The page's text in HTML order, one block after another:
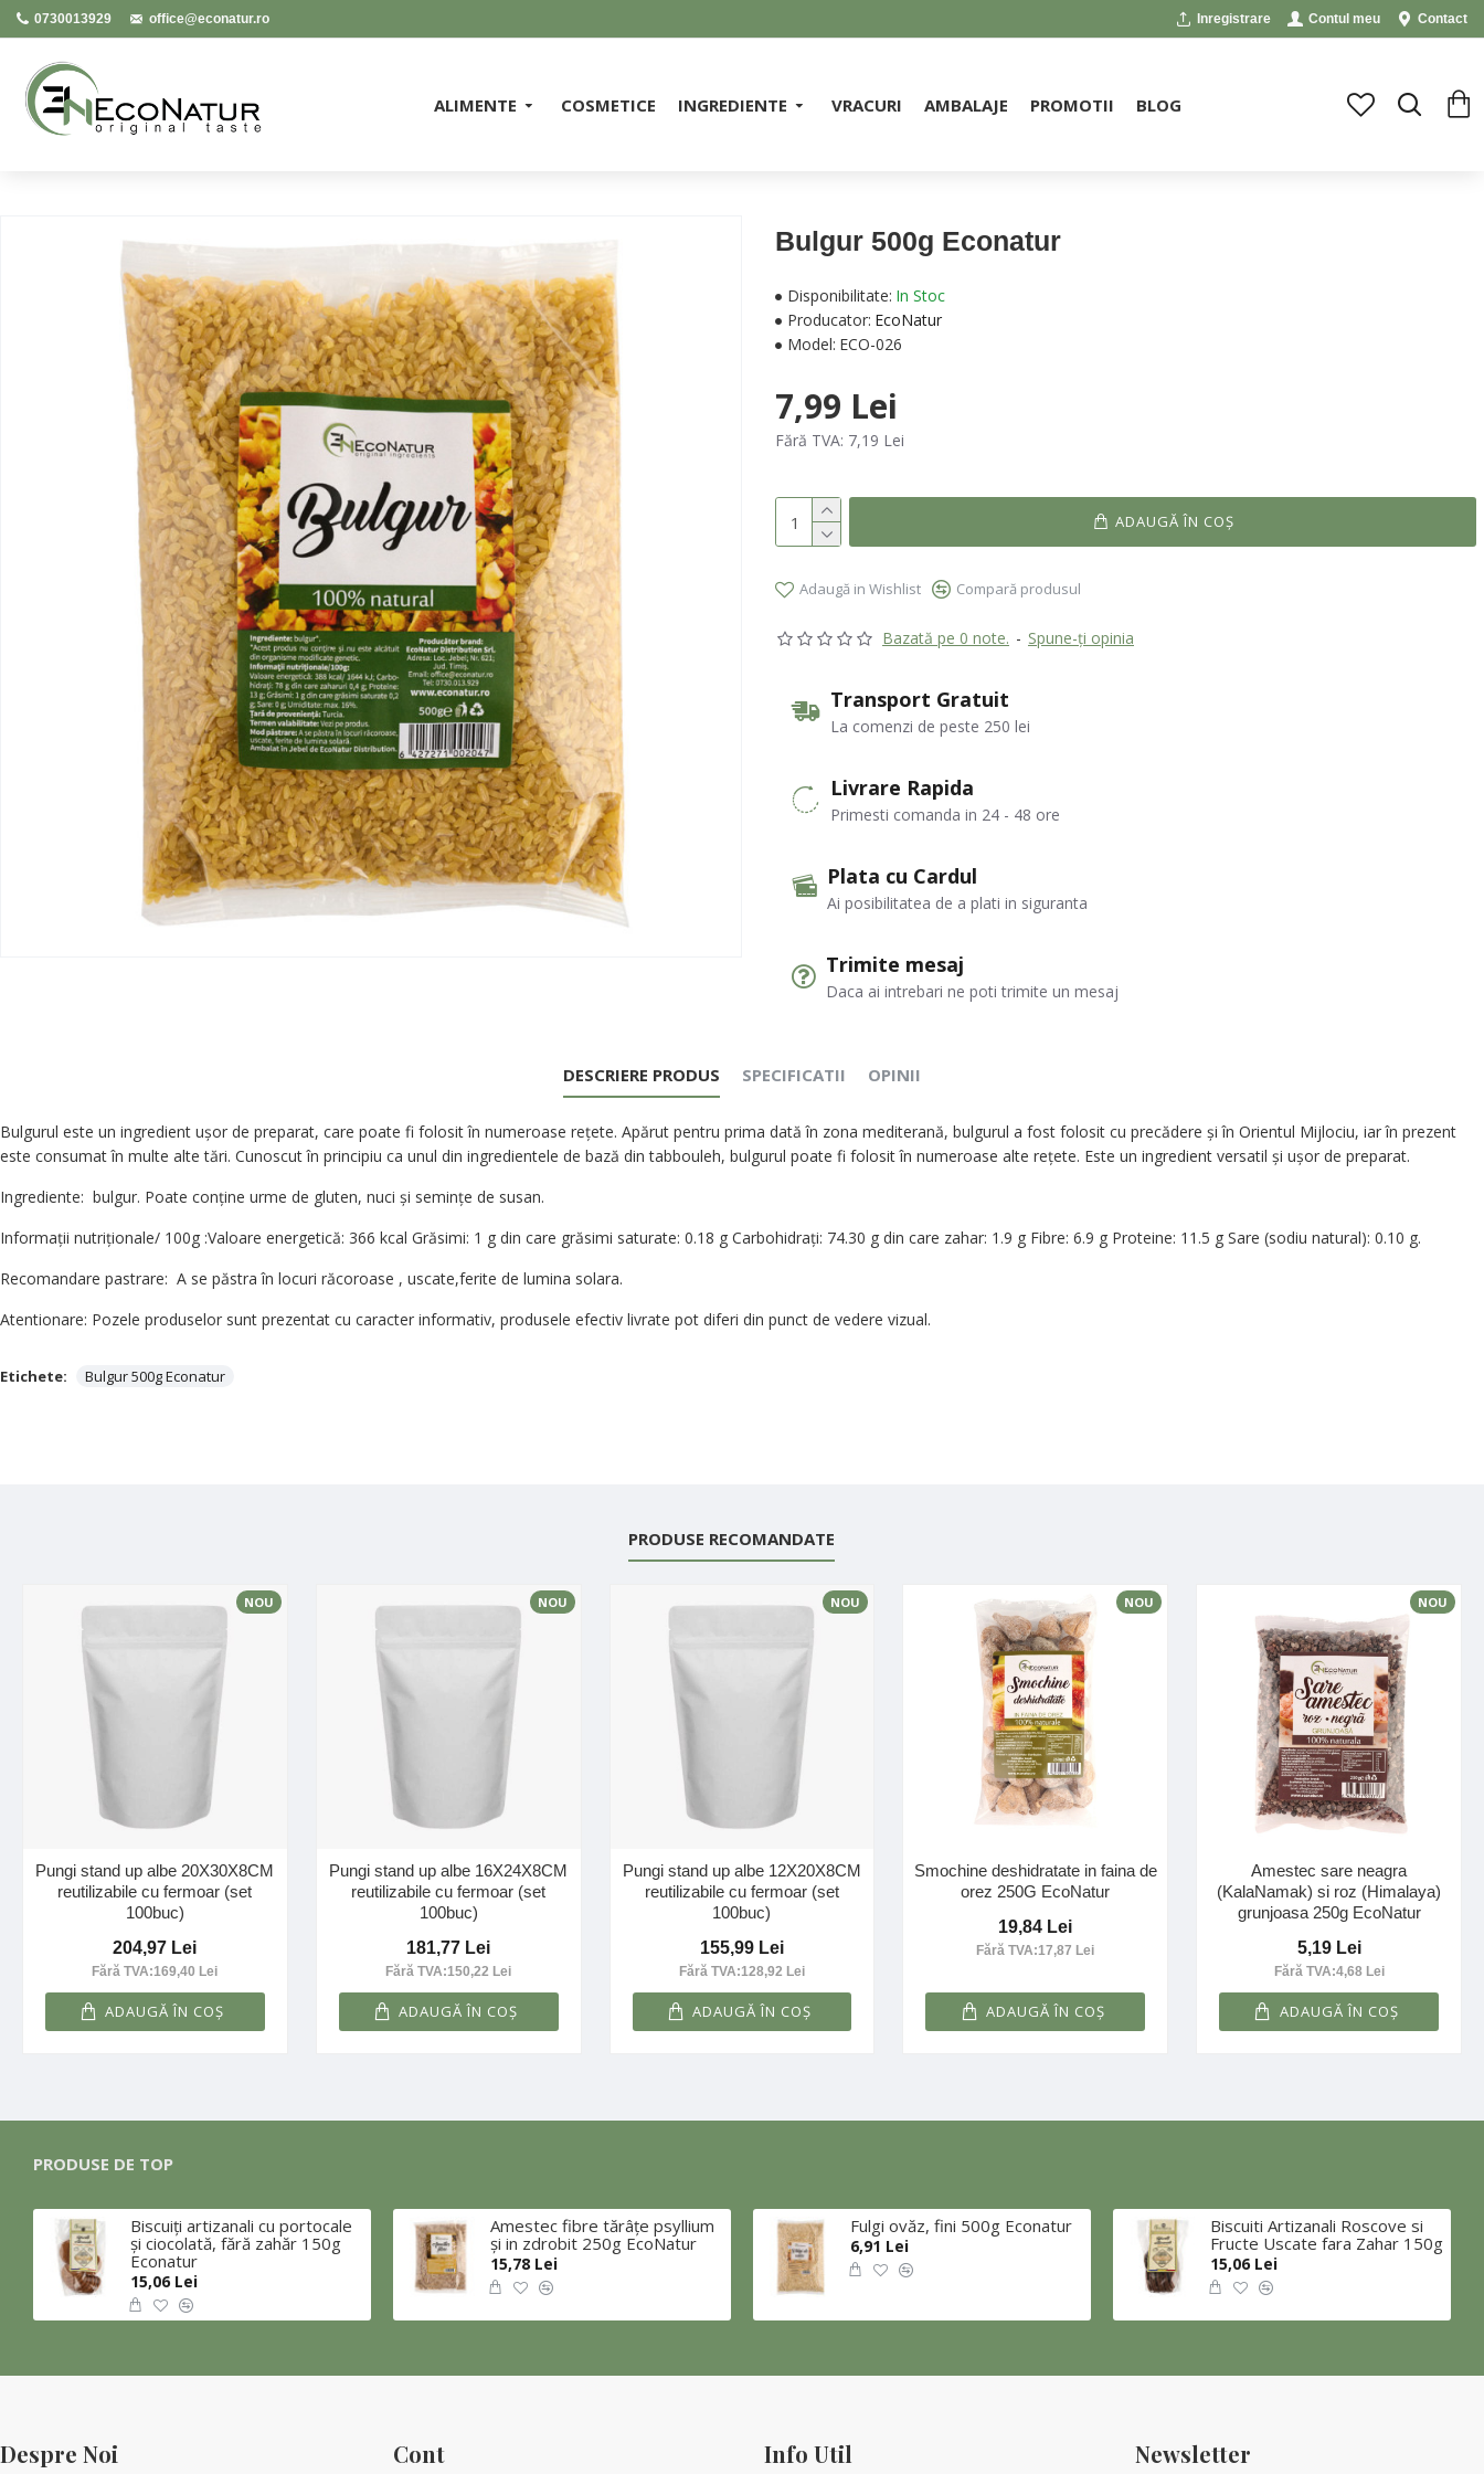
0730013929 office@econatur.ro Inregistrare Contul meu Contact
ALIMENTE COSMETICE INGREDIENTE VRACURI AMBALAJE PROMOTII BLOG
Bulgur 500g Econatur
Disponibilitate: In Stoc
Producator: EcoNatur
Model: ECO-026
Bazată pe 0 note. - Spune-ţi opinia
7,99 Lei
Fără TVA: 7,19 Lei
ADAUGĂ ÎN COŞ
Adaugă in Wishlist Compară produsul
Transport Gratuit
La comenzi de peste 250 lei
Livrare Rapida
Primesti comanda in 24 - 48 ore
Plata cu Cardul
Ai posibilitatea de a plati in siguranta
Trimite mesaj
Daca ai intrebari ne poti trimite un mesaj
DESCRIERE PRODUS SPECIFICATII OPINII
Bulgurul este un ingredient uşor de preparat, care poate fi folosit în numeroase reţete. Apărut pentru prima dată în zona mediterană, bulgurul a fost folosit cu precădere şi în Orientul Mijlociu, iar în prezent
este consumat în multe alte tări. Cunoscut în principiu ca unul din ingredientele de bază din tabbouleh, bulgurul poate fi folosit în numeroase alte reţete. Este un ingredient versatil şi uşor de preparat.
Ingrediente: bulgur. Poate conține urme de gluten, nuci și semințe de susan.
Informații nutriționale/ 100g :Valoare energetică: 366 kcal Grăsimi: 1 g din care grăsimi saturate: 0.18 g Carbohidrați: 74.30 g din care zahar: 1.9 g Fibre: 6.9 g Proteine: 11.5 g Sare (sodiu natural): 0.10 g.
Recomandare pastrare: A se păstra în locuri răcoroase , uscate,ferite de lumina solara.
Atentionare: Pozele produselor sunt prezentat cu caracter informativ, produsele efectiv livrate pot diferi din punct de vedere vizual.
Etichete: Bulgur 500g Econatur
PRODUSE RECOMANDATE
NOU
Pungi stand up albe 20X30X8CM
reutilizabile cu fermoar (set
100buc)
204,97 Lei
Fără TVA:169,40 Lei
ADAUGĂ ÎN COŞ
NOU
Pungi stand up albe 16X24X8CM
reutilizabile cu fermoar (set
100buc)
181,77 Lei
Fără TVA:150,22 Lei
ADAUGĂ ÎN COŞ
NOU
Pungi stand up albe 12X20X8CM
reutilizabile cu fermoar (set
100buc)
155,99 Lei
Fără TVA:128,92 Lei
ADAUGĂ ÎN COŞ
NOU
Smochine deshidratate in faina de
orez 250G EcoNatur
19,84 Lei
Fără TVA:17,87 Lei
ADAUGĂ ÎN COŞ
NOU
Amestec sare neagra
(KalaNamak) si roz (Himalaya)
grunjoasa 250g EcoNatur
5,19 Lei
Fără TVA:4,68 Lei
ADAUGĂ ÎN COŞ
PRODUSE DE TOP
Biscuiţi artizanali cu portocale
şi ciocolată, fără zahăr 150g
Econatur
15,06 Lei
Amestec fibre tărâțe psyllium
și in zdrobit 250g EcoNatur
15,78 Lei
Fulgi ovăz, fini 500g Econatur
6,91 Lei
Biscuiti Artizanali Roscove si
Fructe Uscate fara Zahar 150g
15,06 Lei
Despre Noi Cont Info Util Newsletter